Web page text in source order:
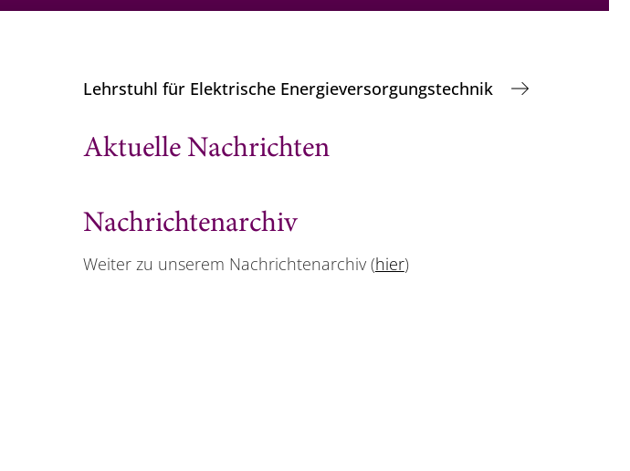
Lehrstuhl für Elektrische Energieversorgungstechnik
Aktuelle Nachrichten
Nachrichtenarchiv
Weiter zu unserem Nachrichtenarchiv (hier)